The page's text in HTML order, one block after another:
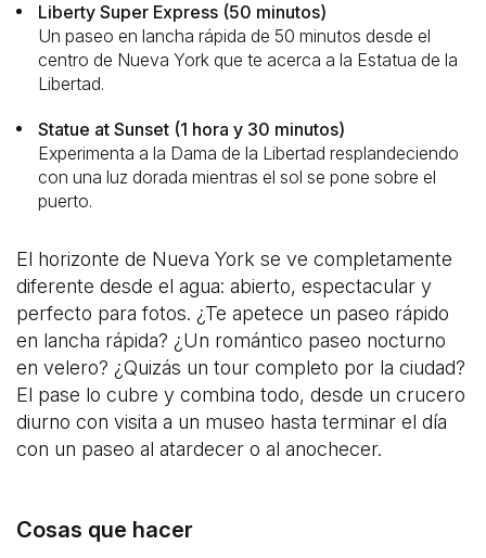
Liberty Super Express (50 minutos)
Un paseo en lancha rápida de 50 minutos desde el
centro de Nueva York que te acerca a la Estatua de la
Libertad.
Statue at Sunset (1 hora y 30 minutos)
Experimenta a la Dama de la Libertad resplandeciendo
con una luz dorada mientras el sol se pone sobre el
puerto.
El horizonte de Nueva York se ve completamente
diferente desde el agua: abierto, espectacular y
perfecto para fotos. ¿Te apetece un paseo rápido
en lancha rápida? ¿Un romántico paseo nocturno
en velero? ¿Quizás un tour completo por la ciudad?
El pase lo cubre y combina todo, desde un crucero
diurno con visita a un museo hasta terminar el día
con un paseo al atardecer o al anochecer.
Cosas que hacer